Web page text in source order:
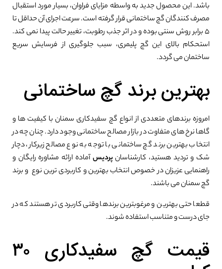
باشد. این محصول جدید به واسطه مزایای فراوان، بسیار مورد استقبال
مصرف کنندگان گچ ساختمانی قرار گرفته است. سرعت اجرای آن حداقل تا
۵ برابر روش سنتی بوده و در اثر جذب رطوبت، تغییر حالت پیدا نمی کند.
استحکام بالای این گچ پلیمری، سبب جلوگیری از فرسایش سریع
ساختمان می گردد.
بهترین برند گچ ساختمانی
امروزه برندهای متعددی از انواع گچ سفیدکاری سمنان با کیفیت ها و
گاها نرخ های متفاوت در بازار مصالح ساختمانی وجود دارد. چنان چه در
انتخاب بهترین برند گچ ساختمانی با توجه به نوع مصالح زیرکار، دچار
شک و تردید هستید، کارشناسانپردیسآماده ارائه مشاوره رایگان و
راهنمایی عزیزان در خصوص انتخاب بهترین و کاربردی ترین نوع و برند
گچ سمنان می باشند.
قطعا حتی بهترین و مرغوبترین برندها وقتی کاربردی تر هستند که در
جای درست و متناسب استفاده شوند.
قیمت گچ سفیدکاری ۳۰